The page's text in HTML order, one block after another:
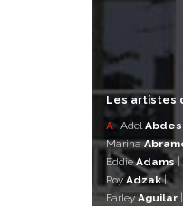
Les artistes
A Adel
Marina
EddieAdams|
RoyAdzak|
FarleyAguilar